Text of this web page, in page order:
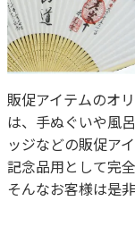
販促アイテムのオ
は、手ぬぐいや風
ッジなどの販促ア
記念品用として完
そんなお客様は是